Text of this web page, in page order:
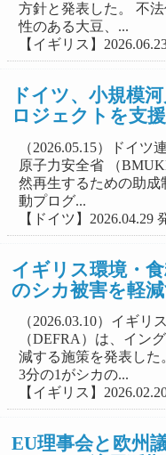
方針と発表した。 不
性のある大豆、...
【イギリス】
ドイツ、小規模
ロジェクトを支援
（2026.05.15）ドイツ
原子力安全省 （
然再生するための助
動プログ...
【ドイツ】2026.04.29
イギリス環境・
のシカ被害を軽
（2026.03.10）イギ
（DEFRA）は、イン
減する施策を発表した
3分の1がシカの...
【イギリス】
EU理事会と欧州